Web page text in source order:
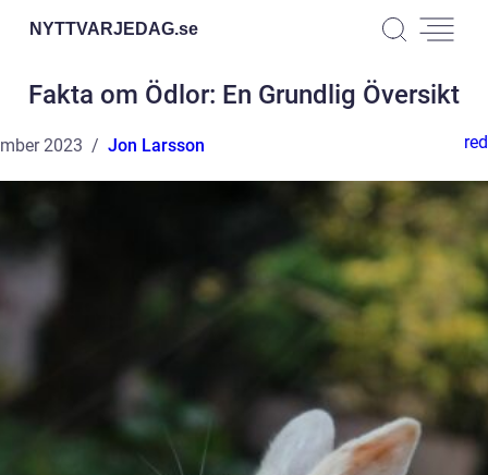
NYTTVARJEDAG.se
Fakta om Ödlor: En Grundlig Översikt
2023 Jon Larsson